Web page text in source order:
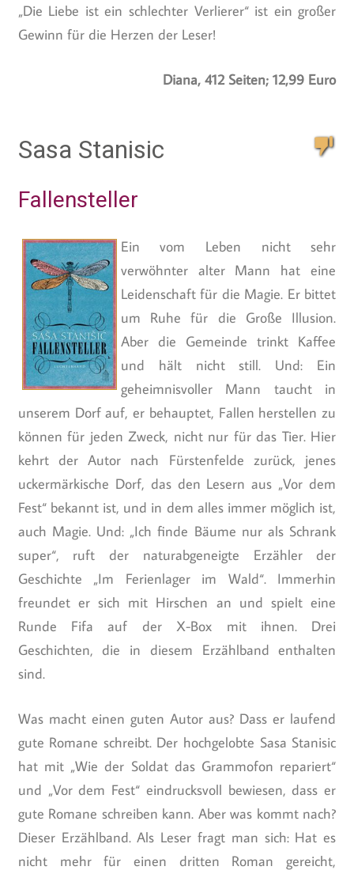
„Die Liebe ist ein schlechter Verlierer“ ist ein großer
Gewinn für die Herzen der Leser!
Diana, 412 Seiten; 12,99 Euro
Sasa Stanisic
Fallensteller
Ein vom Leben nicht sehr
verwöhnter alter Mann hat eine
Leidenschaft für die Magie. Er bittet
um Ruhe für die Große Illusion.
Aber die Gemeinde trinkt Kaffee
und hält nicht still. Und: Ein
geheimnisvoller Mann taucht in
unserem Dorf auf, er behauptet, Fallen herstellen zu
können für jeden Zweck, nicht nur für das Tier. Hier
kehrt der Autor nach Fürstenfelde zurück, jenes
uckermärkische Dorf, das den Lesern aus „Vor dem
Fest“ bekannt ist, und in dem alles immer möglich ist,
auch Magie. Und: „Ich finde Bäume nur als Schrank
super“, ruft der naturabgeneigte Erzähler der
Geschichte „Im Ferienlager im Wald“. Immerhin
freundet er sich mit Hirschen an und spielt eine
Runde Fifa auf der X-Box mit ihnen. Drei
Geschichten, die in diesem Erzählband enthalten
sind.
Was macht einen guten Autor aus? Dass er laufend
gute Romane schreibt. Der hochgelobte Sasa Stanisic
hat mit „Wie der Soldat das Grammofon repariert“
und „Vor dem Fest“ eindrucksvoll bewiesen, dass er
gute Romane schreiben kann. Aber was kommt nach?
Dieser Erzählband. Als Leser fragt man sich: Hat es
nicht mehr für einen dritten Roman gereicht,